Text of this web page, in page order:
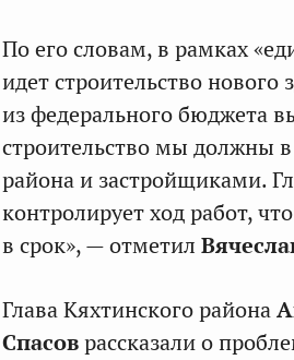
По его словам, в рамках
идет строительство нового
из федерального бюджета
строительство мы должны
района и застройщиками.
контролирует ход работ,
в срок», — отметил
Глава Кяхтинского района
Спасоврассказали о